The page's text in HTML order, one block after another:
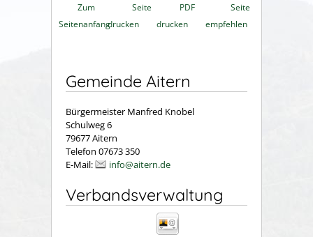
Zum
Seitenanfang
Seite
drucken
PDF
drucken
Seite
empfehlen
Gemeinde Aitern
Bürgermeister Manfred Knobel
Schulweg 6
79677 Aitern
Telefon 07673 350
E-Mail:
info@aitern.de
Verbandsverwaltung